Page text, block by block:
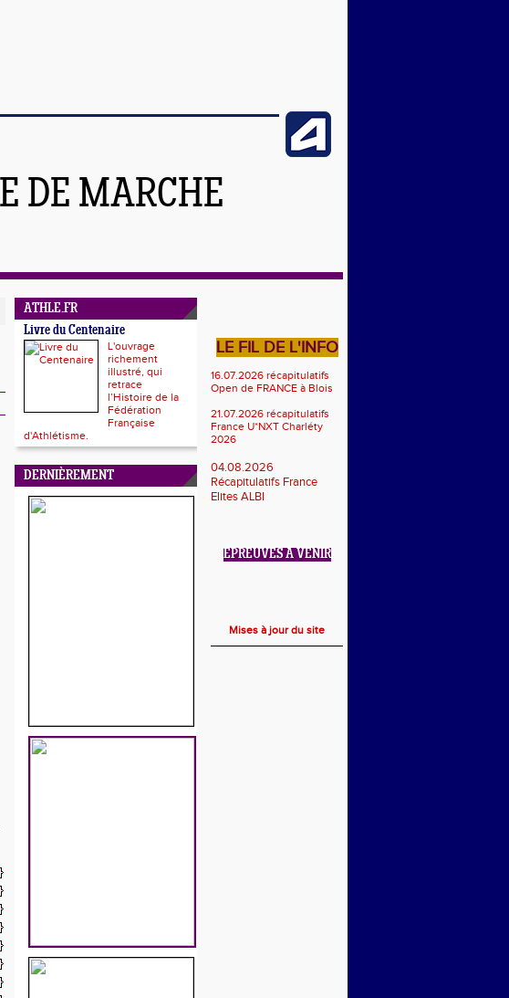
DE MARCHE
ATHLE.FR
Livre du Centenaire
L'ouvrage
richement
illustré, qui
retrace
l’Histoire de la
Fédération
Française
d'Athlétisme.
DERNIÈREMENT
LE FIL DE L'INFO
16.07.2026 récapitulatifs
Open de FRANCE à Blois
21.07.2026 récapitulatifs
France U*NXT Charléty
2026
04.08.2026
Récapitulatifs France
Elites ALBI
ÉPREUVES À VENIR
Mises à jour du site